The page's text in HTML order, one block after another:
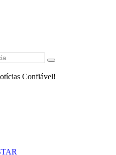
Confiável!